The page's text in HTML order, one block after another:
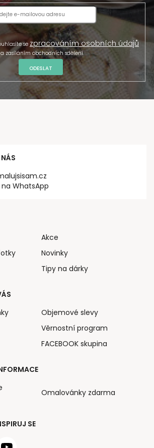
se zpracováním osobních údajů
zasíláním obchodních sdělení.
ODESLAT
WhatsApp
SE
Akce
Novinky
Tipy na dárky
Objemové slevy
Věrnostní program
FACEBOOK skupina
Omalovánky zdarma